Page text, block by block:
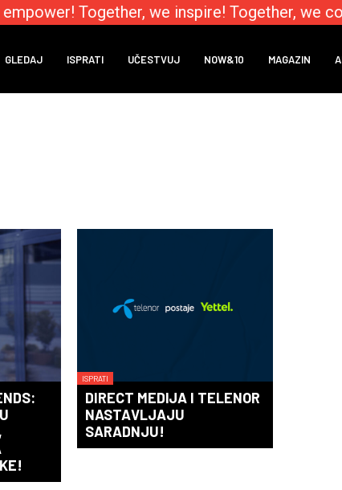
Together, we inspire! Together, we
GLEDAJ ISPRATI UČESTVUJ NOW&10 MAGAZIN
ISPRATI
DIRECT MEDIJA I TELENOR
NASTAVLJAJU
SARADNJU!